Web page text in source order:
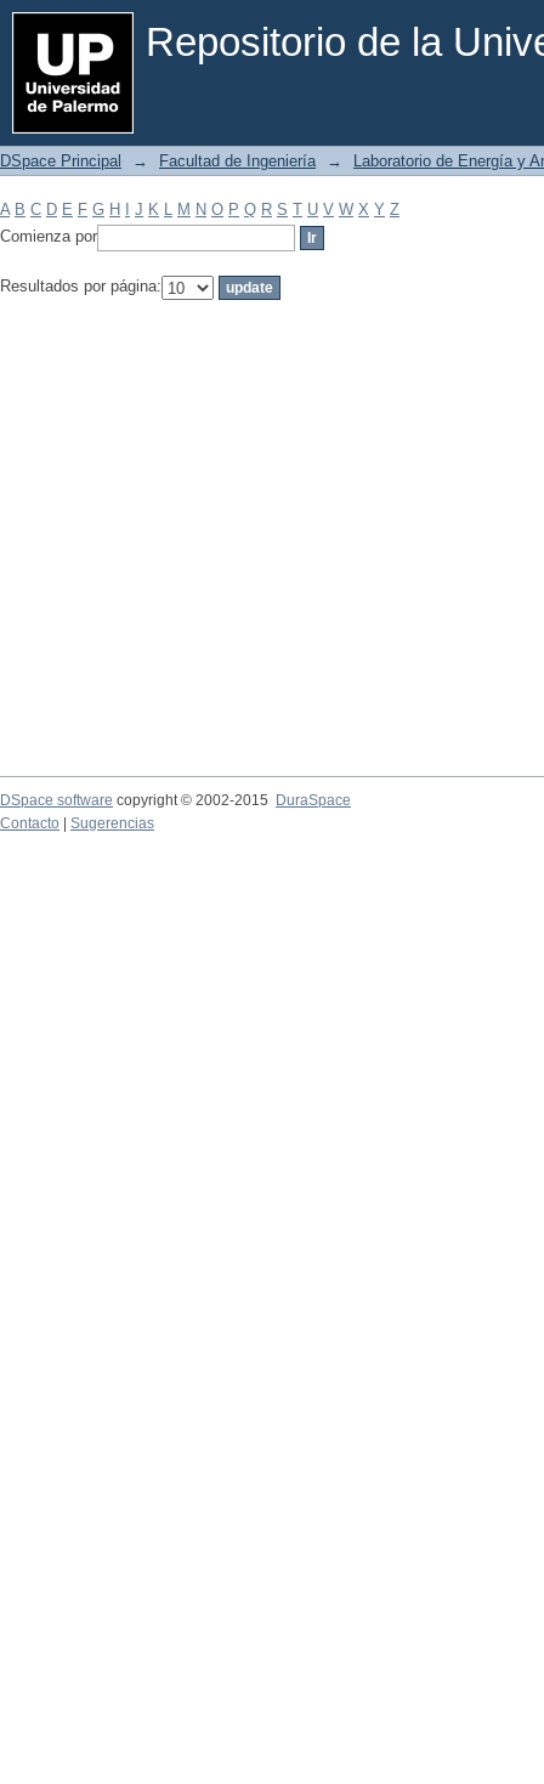
Repositorio de la
Filtrar por: Materia
DSpace Principal → Facultad de Ingeniería → Laboratorio de Energía y
A B C D E F G H J K L M N O P Q R S T U V W X Y Z
Comienza por
Resultados por página:
DSpace software copyright © 2002-2015
DuraSpace
Contacto
Sugerencias